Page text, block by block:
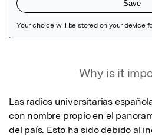
Why is it
Las radios universitarias
con nombre propio en el
del país. Esto ha sido debido al